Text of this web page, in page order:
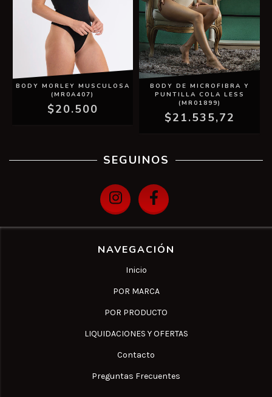
BODY MORLEY MUSCULOSA
(MR0A407)
$20.500
BODY DE MICROFIBRA Y
PUNTILLA COLA LESS
(MR01899)
$21.535,72
SEGUINOS
NAVEGACIÓN
Inicio
POR MARCA
POR PRODUCTO
LIQUIDACIONES Y OFERTAS
Contacto
Preguntas Frecuentes